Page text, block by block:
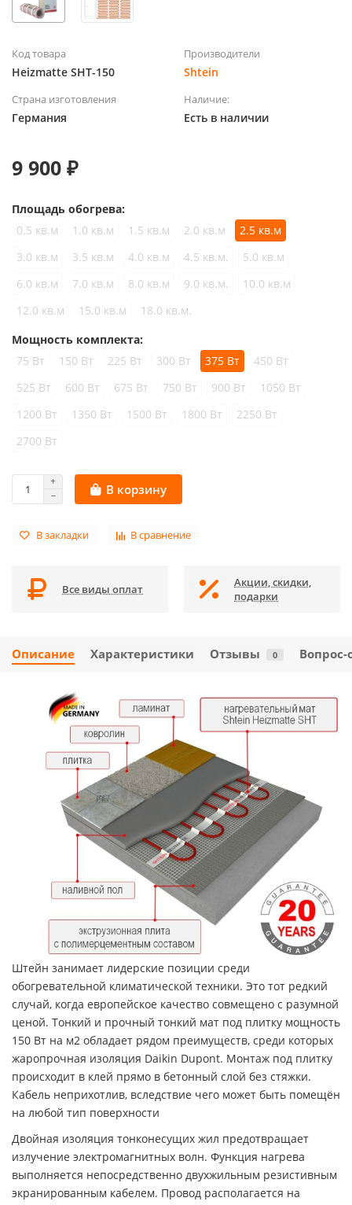
Код товара
Heizmatte SHT-150
Производители
Shtein
Страна изготовления
Германия
Наличие:
Есть в наличии
9 900 ₽
Площадь обогрева:
0.5 кв.м
1.0 кв.м 1.5 кв.м 2.0 кв.м
2.5 кв.м
3.0 кв.м
3.5 кв.м 4.0 кв.м 4.5 кв.м.
5.0 кв.м
6.0 кв.м
7.0 кв.м 8.0 кв.м 9.0 кв.м.
10.0 кв.м
12.0 кв.м
15.0 кв.м
18.0 кв.м.
Мощность комплекта:
75 Вт
150 Вт 225 Вт 300 Вт 375 Вт
450 Вт
525 Вт
600 Вт 675 Вт 750 Вт 900 Вт
1050 Вт
1200 Вт
1350 Вт 1500 Вт 1800 Вт
2250 Вт
2700 Вт
В корзину
В закладки В сравнение
Все виды оплат
Акции, скидки,
подарки
Описание Характеристики Отзывы 0 Вопрос-
Штейн занимает лидерские позиции среди
обогревательной климатической техники. Это тот редкий
случай, когда европейское качество совмещено с разумной
ценой. Тонкий и прочный тонкий мат под плитку мощность
150 Вт на м2 обладает рядом преимуществ, среди которых
жаропрочная изоляция Daikin Dupont. Монтаж под плитку
происходит в клей прямо в бетонный слой без стяжки.
Кабель неприхотлив, вследствие чего может быть помещён
на любой тип поверхности
Двойная изоляция тонконесущих жил предотвращает
излучение электромагнитных волн. Функция нагрева
выполняется непосредственно двухжильным резистивным
экранированным кабелем. Провод располагается на